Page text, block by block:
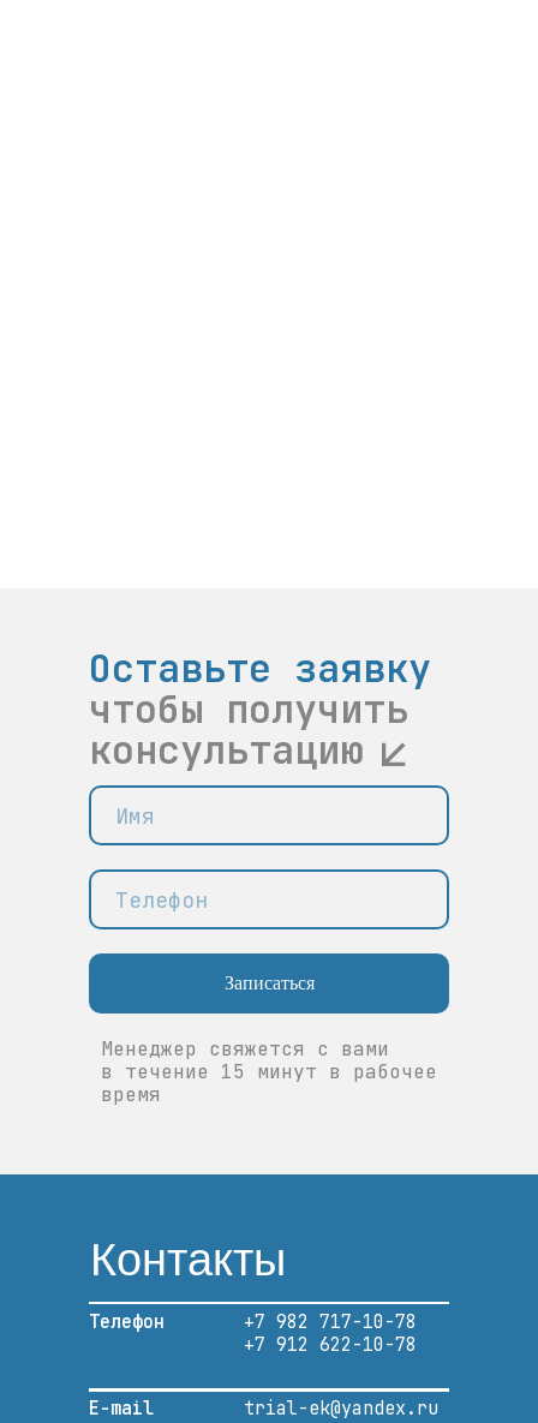
Записаться
Менеджер свяжется с вами
в течение 15 минут в рабочее
время
Оставьте заявку
чтобы получить
консультацию
Контакты
Телефон
+7 982 717-10-78
+7 912 622-10-78
E-mail trial-ek@yandex.ru